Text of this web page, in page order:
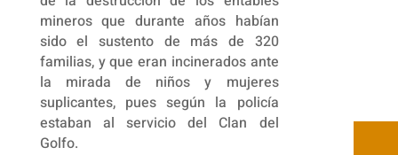
mineros que durante años habían
sido el sustento de más de 320
familias, y que eran incinerados ante
la mirada de niños y mujeres
suplicantes, pues según la policía
estaban al servicio del Clan del
Golfo.